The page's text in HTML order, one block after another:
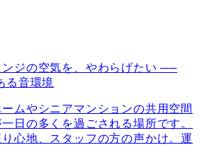
ジの空気を、やわらげたい ──
る音環境
ムやシニアマンションの共用空間
日の多くを過ごされる場所です。
心地、スタッフの方の声かけ。運